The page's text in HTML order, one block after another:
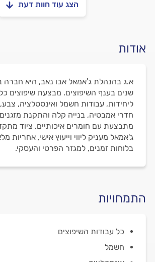
הצג עוד חוות דעת
אודות
א.ג בהנהלת ג'אמאל אבו נאב, היא חברה
שנים בענף השיפוצים. מבצעת שיפוצים
ליחידות, עבודות חשמל ואינסטלציה,
חדרי אמבטיה, בנייה קלה והתקנת
מתבצעת עם חומרים איכותיים, ציוד
ג'אמאל מעניק ליווי וייעוץ אישי, אחריות
בלוחות זמנים, למגזר הפרטי והעסקי.
התמחויות
כל עבודות השיפוצים
חשמל